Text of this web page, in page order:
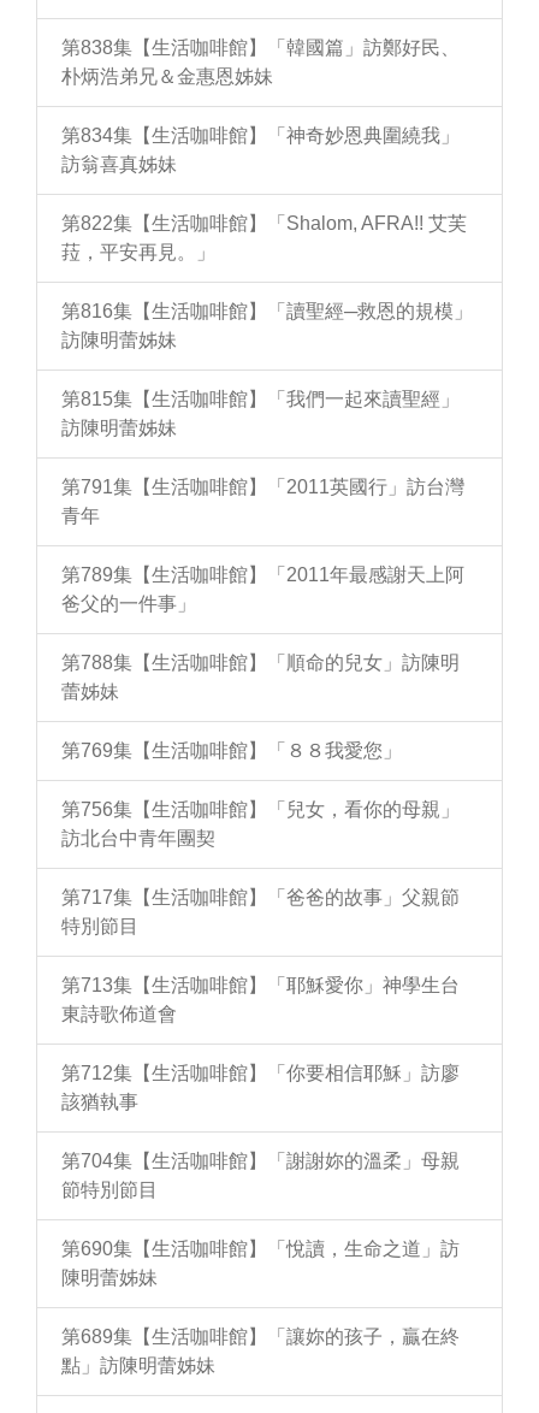
第838集【生活咖啡館】「韓國篇」訪鄭好民、
朴炳浩弟兄＆金惠恩姊妹
第834集【生活咖啡館】「神奇妙恩典圍繞我」
訪翁喜真姊妹
第822集【生活咖啡館】「Shalom, AFRA!! 艾芙
菈，平安再見。」
第816集【生活咖啡館】「讀聖經─救恩的規模」
訪陳明蕾姊妹
第815集【生活咖啡館】「我們一起來讀聖經」
訪陳明蕾姊妹
第791集【生活咖啡館】「2011英國行」訪台灣
青年
第789集【生活咖啡館】「2011年最感謝天上阿
爸父的一件事」
第788集【生活咖啡館】「順命的兒女」訪陳明
蕾姊妹
第769集【生活咖啡館】「８８我愛您」
第756集【生活咖啡館】「兒女，看你的母親」
訪北台中青年團契
第717集【生活咖啡館】「爸爸的故事」父親節
特別節目
第713集【生活咖啡館】「耶穌愛你」神學生台
東詩歌佈道會
第712集【生活咖啡館】「你要相信耶穌」訪廖
該猶執事
第704集【生活咖啡館】「謝謝妳的溫柔」母親
節特別節目
第690集【生活咖啡館】「悅讀，生命之道」訪
陳明蕾姊妹
第689集【生活咖啡館】「讓妳的孩子，贏在終
點」訪陳明蕾姊妹